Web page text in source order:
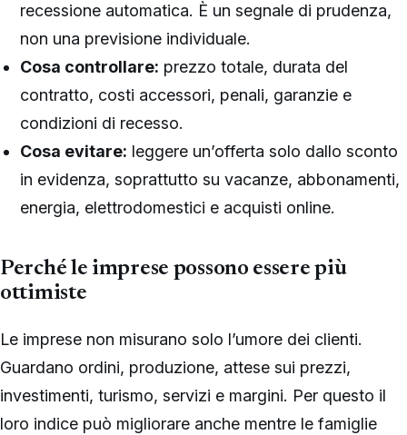
recessione automatica. È un segnale di prudenza,
non una previsione individuale.
Cosa controllare: prezzo totale, durata del
contratto, costi accessori, penali, garanzie e
condizioni di recesso.
Cosa evitare: leggere un’offerta solo dallo sconto
in evidenza, soprattutto su vacanze, abbonamenti,
energia, elettrodomestici e acquisti online.
Perché le imprese possono essere più
ottimiste
Le imprese non misurano solo l’umore dei clienti.
Guardano ordini, produzione, attese sui prezzi,
investimenti, turismo, servizi e margini. Per questo il
loro indice può migliorare anche mentre le famiglie